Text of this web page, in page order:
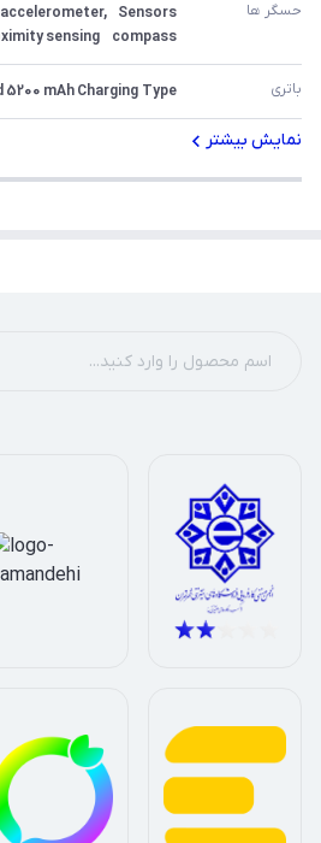
حسگر ها
accelerometer,
compass  	Virtual proximity sensing
باتری Type	5200 mAh Charging	15W wired
نمایش بیشتر